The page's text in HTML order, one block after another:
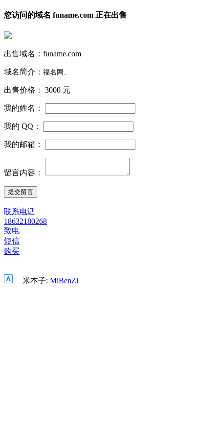
您访问的域名 funame.com 正在出售
出售域名： funame.com
域名简介： 福名网..
出售价格： 3000 元
我的姓名：
我的 QQ：
我的邮箱：
留言内容：
联系电话
18632180268
致电
短信
购买
米本子: MiBenZi